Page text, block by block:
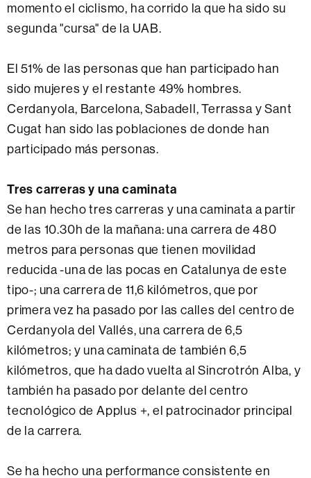
momento el ciclismo, ha corrido la que ha sido su
segunda "cursa" de la UAB.
El 51% de las personas que han participado han
sido mujeres y el restante 49% hombres.
Cerdanyola, Barcelona, ​​Sabadell, Terrassa y Sant
Cugat han sido las poblaciones de donde han
participado más personas.
Tres carreras y una caminata
Se han hecho tres carreras y una caminata a partir
de las 10.30h de la mañana: una carrera de 480
metros para personas que tienen movilidad
reducida -una de las pocas en Catalunya de este
tipo-; una carrera de 11,6 kilómetros, que por
primera vez ha pasado por las calles del centro de
Cerdanyola del Vallés, una carrera de 6,5
kilómetros; y una caminata de también 6,5
kilómetros, que ha dado vuelta al Sincrotrón Alba, y
también ha pasado por delante del centro
tecnológico de Applus +, el patrocinador principal
de la carrera.
Se ha hecho una performance consistente en